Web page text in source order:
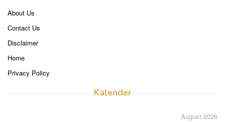
About Us
Contact Us
Disclaimer
Home
Privacy Policy
Kalender
August 2026